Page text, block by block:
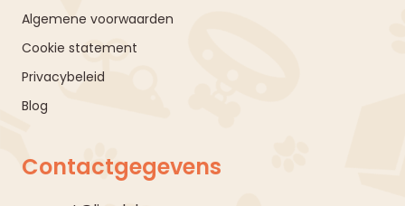
Algemene voorwaarden
Cookie statement
Privacybeleid
Blog
Contactgegevens